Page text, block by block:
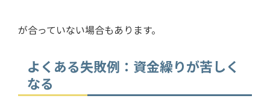
が合っていない場合もあります。
よくある失敗例：資金繰りが苦しく
なる